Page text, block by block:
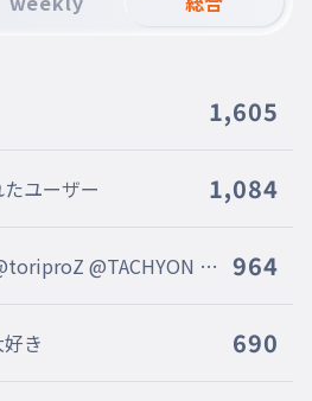
ロ
1,605
ユーザー 1,084
@TACHYON @r 964
き 690